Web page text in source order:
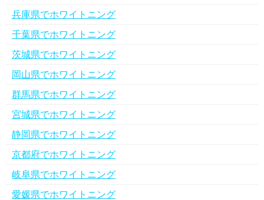
兵庫県でホワイトニング
千葉県でホワイトニング
茨城県でホワイトニング
岡山県でホワイトニング
群馬県でホワイトニング
宮城県でホワイトニング
静岡県でホワイトニング
京都府でホワイトニング
岐阜県でホワイトニング
愛媛県でホワイトニング